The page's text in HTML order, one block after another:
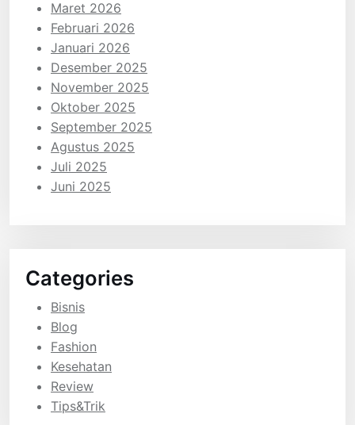
Maret 2026
Februari 2026
Januari 2026
Desember 2025
November 2025
Oktober 2025
September 2025
Agustus 2025
Juli 2025
Juni 2025
Categories
Bisnis
Blog
Fashion
Kesehatan
Review
Tips&Trik